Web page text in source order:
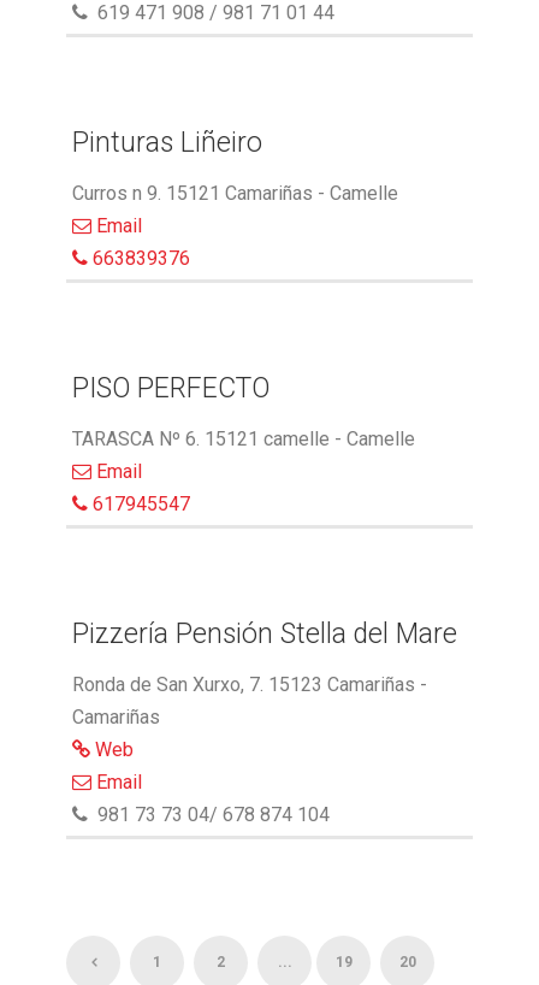
619 471 908 / 981 71 01 44
Pinturas Liñeiro
Curros n 9. 15121 Camariñas - Camelle
Email
663839376
PISO PERFECTO
TARASCA Nº 6. 15121 camelle - Camelle
Email
617945547
Pizzería Pensión Stella del Mare
Ronda de San Xurxo, 7. 15123 Camariñas -
Camariñas
Web
Email
981 73 73 04/ 678 874 104
1 2 ... 19 20